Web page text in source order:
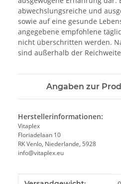
abwechslungsreiche und
sowie auf eine gesunde
angegebene empfohlene
nicht überschritten werden.
sind außerhalb der
Angaben zur
Herstellerinformationen:
Vitaplex
Floriadelaan 10
RK Venlo, Niederlande, 5928
info@vitaplex.eu